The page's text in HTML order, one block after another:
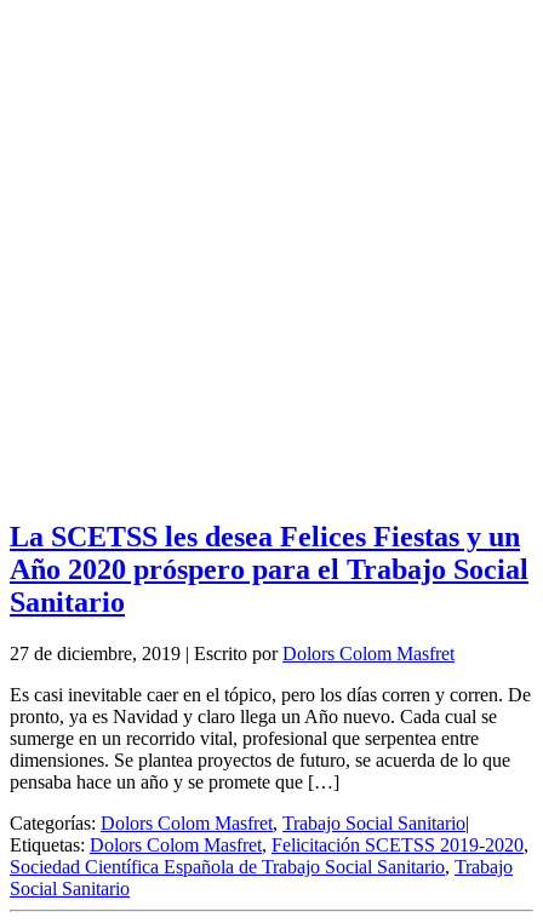
La SCETSS les desea Felices Fiestas y un
Año 2020 próspero para el Trabajo Social
Sanitario
27 de diciembre, 2019 | Escrito porDolors Colom Masfret
Es casi inevitable caer en el tópico, pero los días corren y corren. De
pronto, ya es Navidad y claro llega un Año nuevo. Cada cual se
sumerge en un recorrido vital, profesional que serpentea entre
dimensiones. Se plantea proyectos de futuro, se acuerda de lo que
pensaba hace un año y se promete que […]
Categorías: Dolors Colom Masfret, Trabajo Social Sanitario|
Etiquetas: Dolors Colom Masfret, Felicitación SCETSS 2019-2020,
Sociedad Científica Española de Trabajo Social Sanitario, Trabajo
Social Sanitario